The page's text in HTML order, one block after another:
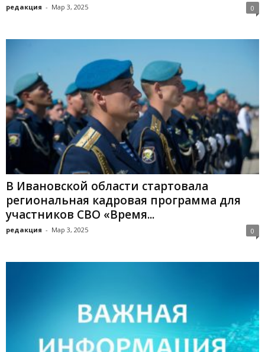
редакция - Мар 3, 2025 0
В Ивановской области стартовала
региональная кадровая программа для
участников СВО «Время...
редакция - Мар 3, 2025 0